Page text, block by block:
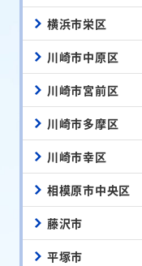
横浜市栄区
川崎市中原区
川崎市宮前区
川崎市多摩区
川崎市幸区
相模原市中央区
藤沢市
平塚市